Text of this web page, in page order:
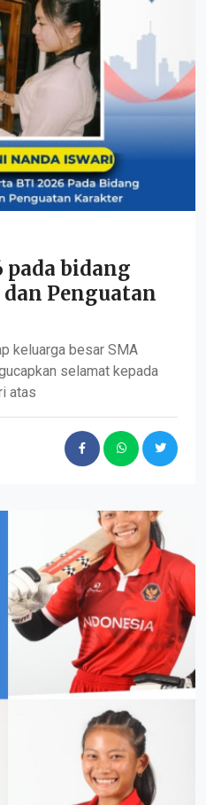
pada bidang
Penguatan
keluarga besar SMA
selamat kepada
atas